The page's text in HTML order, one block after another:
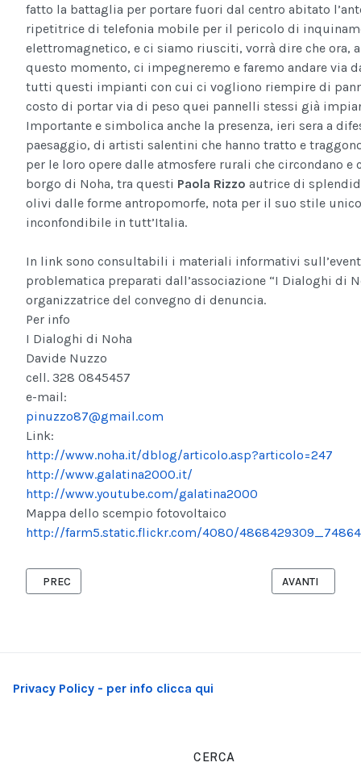
fatto la battaglia per portare fuori dal centro abitato
ripetitrice di telefonia mobile per il pericolo di
elettromagnetico, e ci siamo riusciti, vorrà dire che ora,
questo momento, ci impegneremo e faremo andare via
tutti questi impianti con cui ci vogliono riempire di
costo di portar via di peso quei pannelli stessi già
Importante e simbolica anche la presenza, ieri sera a
paesaggio, di artisti salentini che hanno tratto e
per le loro opere dalle atmosfere rurali che circondano e
borgo di Noha, tra questi Paola Rizzo autrice di
olivi dalle forme antropomorfe, nota per il suo stile
inconfondibile in tutt’Italia.
In link sono consultabili i materiali informativi
problematica preparati dall’associazione “I Dialoghi di
organizzatrice del convegno di denuncia.
Per info
I Dialoghi di Noha
Davide Nuzzo
cell. 328 0845457
e-mail:
pinuzzo87@gmail.com
Link:
http://www.noha.it/dblog/articolo.asp?articolo=247
http://www.galatina2000.it/
http://www.youtube.com/galatina2000
Mappa dello scempio fotovoltaico
http://farm5.static.flickr.com/4080/
ARTICOLO PRECEDENTE: TASSA CONTRIBUTO UNIFICATO
PREC ARTICOLO
AVANTI
Privacy Policy - per info clicca qui
CERCA